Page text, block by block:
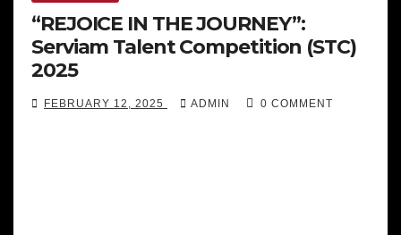
“REJOICE IN THE JOURNEY”:
Serviam Talent Competition (STC)
2025
FEBRUARY 12, 2025 ADMIN 0 COMMENT